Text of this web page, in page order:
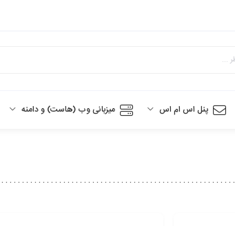
پنل اس ام اس میزبانی وب (هاست) و دامنه